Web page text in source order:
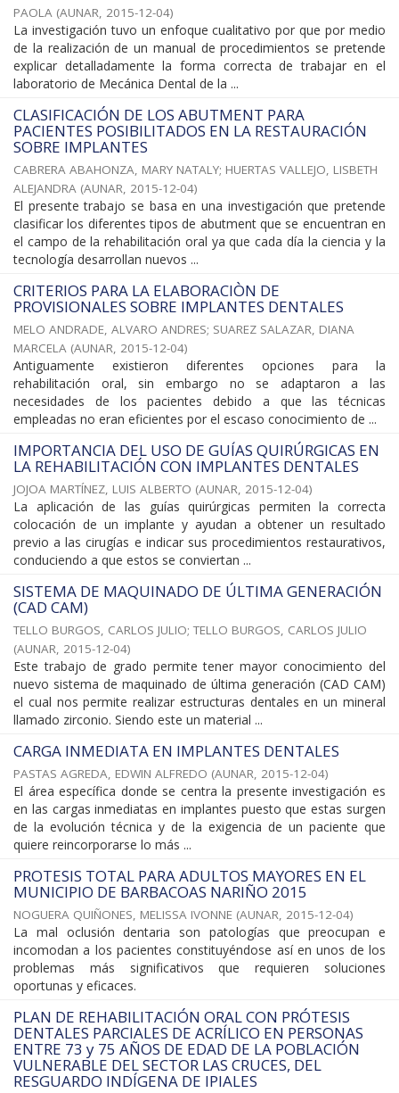
PAOLA (AUNAR, 2015-12-04)
La investigación tuvo un enfoque cualitativo por que por medio
de la realización de un manual de procedimientos se pretende
explicar detalladamente la forma correcta de trabajar en el
laboratorio de Mecánica Dental de la ...
CLASIFICACIÓN DE LOS ABUTMENT PARA
PACIENTES POSIBILITADOS EN LA RESTAURACIÓN
SOBRE IMPLANTES
CABRERA ABAHONZA, MARY NATALY; HUERTAS VALLEJO, LISBETH
ALEJANDRA (AUNAR, 2015-12-04)
El presente trabajo se basa en una investigación que pretende
clasificar los diferentes tipos de abutment que se encuentran en
el campo de la rehabilitación oral ya que cada día la ciencia y la
tecnología desarrollan nuevos ...
CRITERIOS PARA LA ELABORACIÒN DE
PROVISIONALES SOBRE IMPLANTES DENTALES
MELO ANDRADE, ALVARO ANDRES; SUAREZ SALAZAR, DIANA
MARCELA (AUNAR, 2015-12-04)
Antiguamente existieron diferentes opciones para la
rehabilitación oral, sin embargo no se adaptaron a las
necesidades de los pacientes debido a que las técnicas
empleadas no eran eficientes por el escaso conocimiento de ...
IMPORTANCIA DEL USO DE GUÍAS QUIRÚRGICAS EN
LA REHABILITACIÓN CON IMPLANTES DENTALES
JOJOA MARTÍNEZ, LUIS ALBERTO (AUNAR, 2015-12-04)
La aplicación de las guías quirúrgicas permiten la correcta
colocación de un implante y ayudan a obtener un resultado
previo a las cirugías e indicar sus procedimientos restaurativos,
conduciendo a que estos se conviertan ...
SISTEMA DE MAQUINADO DE ÚLTIMA GENERACIÓN
(CAD CAM)
TELLO BURGOS, CARLOS JULIO; TELLO BURGOS, CARLOS JULIO
(AUNAR, 2015-12-04)
Este trabajo de grado permite tener mayor conocimiento del
nuevo sistema de maquinado de última generación (CAD CAM)
el cual nos permite realizar estructuras dentales en un mineral
llamado zirconio. Siendo este un material ...
CARGA INMEDIATA EN IMPLANTES DENTALES
PASTAS AGREDA, EDWIN ALFREDO (AUNAR, 2015-12-04)
El área específica donde se centra la presente investigación es
en las cargas inmediatas en implantes puesto que estas surgen
de la evolución técnica y de la exigencia de un paciente que
quiere reincorporarse lo más ...
PROTESIS TOTAL PARA ADULTOS MAYORES EN EL
MUNICIPIO DE BARBACOAS NARIÑO 2015
NOGUERA QUIÑONES, MELISSA IVONNE (AUNAR, 2015-12-04)
La mal oclusión dentaria son patologías que preocupan e
incomodan a los pacientes constituyéndose así en unos de los
problemas más significativos que requieren soluciones
oportunas y eficaces.
PLAN DE REHABILITACIÓN ORAL CON PRÓTESIS
DENTALES PARCIALES DE ACRÍLICO EN PERSONAS
ENTRE 73 y 75 AÑOS DE EDAD DE LA POBLACIÓN
VULNERABLE DEL SECTOR LAS CRUCES, DEL
RESGUARDO INDÍGENA DE IPIALES